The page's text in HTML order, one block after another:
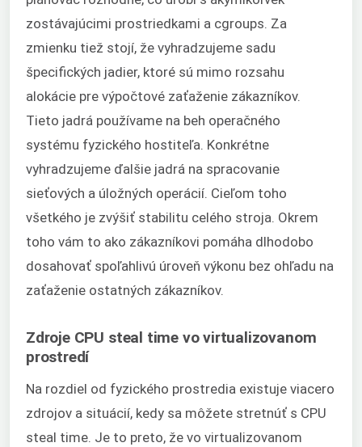
zostávajúcimi prostriedkami a cgroups. Za
zmienku tiež stojí, že vyhradzujeme sadu
špecifických jadier, ktoré sú mimo rozsahu
alokácie pre výpočtové zaťaženie zákazníkov.
Tieto jadrá používame na beh operačného
systému fyzického hostiteľa. Konkrétne
vyhradzujeme ďalšie jadrá na spracovanie
sieťových a úložných operácií. Cieľom toho
všetkého je zvýšiť stabilitu celého stroja. Okrem
toho vám to ako zákazníkovi pomáha dlhodobo
dosahovať spoľahlivú úroveň výkonu bez ohľadu na
zaťaženie ostatných zákazníkov.
Zdroje CPU steal time vo virtualizovanom
prostredí
Na rozdiel od fyzického prostredia existuje viacero
zdrojov a situácií, kedy sa môžete stretnúť s CPU
steal time. Je to preto, že vo virtualizovanom